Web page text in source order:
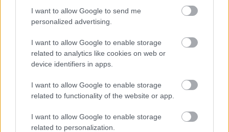
I want to allow Google to send me
personalized advertising.
I want to allow Google to enable storage
related to analytics like cookies on web or
device identifiers in apps.
I want to allow Google to enable storage
related to functionality of the website or app.
I want to allow Google to enable storage
related to personalization.
18:55-19:45: Skiskyting, supersprint finale
kvinner og menn
20:45: Premieutdeling
21:00: Gratiskonsert med CC Cowboys
Sending på NRK1
Startlister og detaljerskiskytingog langrenn
Lørdag 6. august: Sandnes sentrum